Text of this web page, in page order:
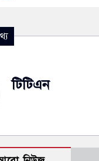
টিটিএন